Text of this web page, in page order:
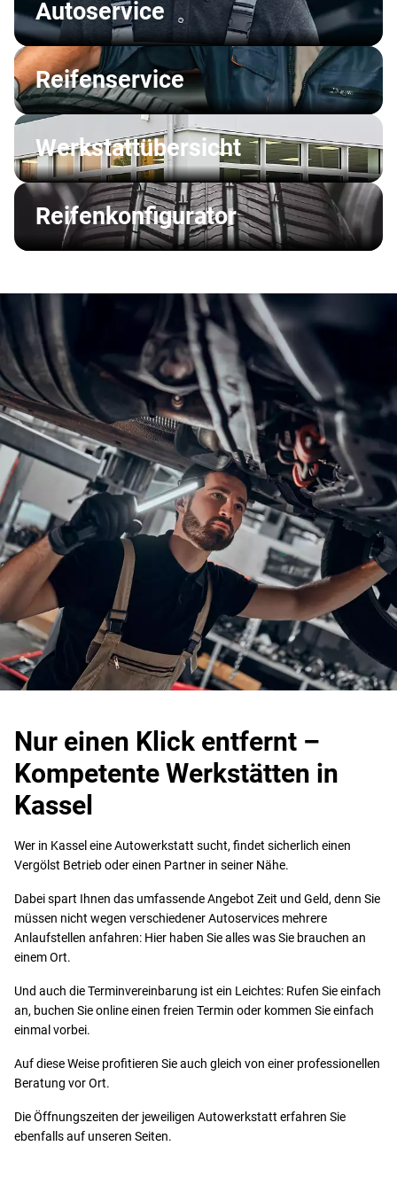
Autoservice
Reifenservice
Werkstattübersicht
Reifenkonfigurator
Nur einen Klick entfernt –
Kompetente Werkstätten in
Kassel
Wer in Kassel eine Autowerkstatt sucht, findet sicherlich einen
Vergölst Betrieb oder einen Partner in seiner Nähe.
Dabei spart Ihnen das umfassende Angebot Zeit und Geld, denn Sie
müssen nicht wegen verschiedener Autoservices mehrere
Anlaufstellen anfahren: Hier haben Sie alles was Sie brauchen an
einem Ort.
Und auch die Terminvereinbarung ist ein Leichtes: Rufen Sie einfach
an, buchen Sie online einen freien Termin oder kommen Sie einfach
einmal vorbei.
Auf diese Weise profitieren Sie auch gleich von einer professionellen
Beratung vor Ort.
Die Öffnungszeiten der jeweiligen Autowerkstatt erfahren Sie
ebenfalls auf unseren Seiten.